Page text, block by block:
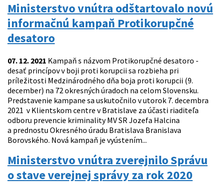
Ministerstvo vnútra odštartovalo novú
informačnú kampaň Protikorupčné
desatoro
07. 12. 2021 Kampaň s názvom Protikorupčné desatoro -
desať princípov v boji proti korupcii sa rozbieha pri
príležitosti Medzinárodného dňa boja proti korupcii (9.
december) na 72 okresných úradoch na celom Slovensku.
Predstavenie kampane sa uskutočnilo v utorok 7. decembra
2021 v Klientskom centre v Bratislave za účasti riaditeľa
odboru prevencie kriminality MV SR Jozefa Halcina
a prednostu Okresného úradu Bratislava Branislava
Borovského. Nová kampaň je vyústením...
Ministerstvo vnútra zverejnilo Správu
o stave verejnej správy za rok 2020